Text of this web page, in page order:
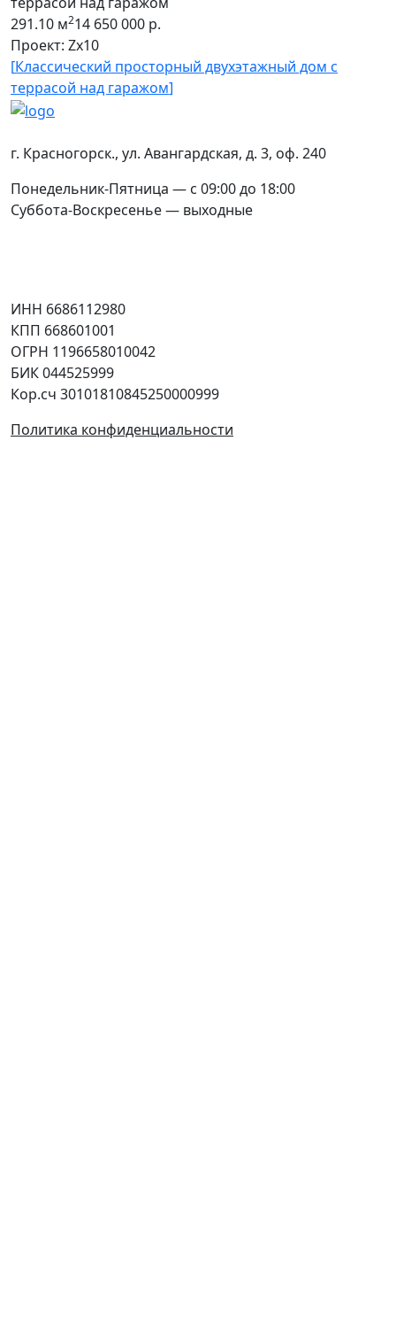
291.10 м214 650 000 р.
Проект: Zx10
[Классический просторный двухэтажный дом с
террасой над гаражом]
ИНН 6686112980
КПП 668601001
ОГРН 1196658010042
БИК 044525999
Кор.сч 30101810845250000999
Политика конфиденциальности
г. Красногорск., ул. Авангардская, д. 3, оф. 240
Понедельник-Пятница — с 09:00 до 18:00
Суббота-Воскресенье — выходные